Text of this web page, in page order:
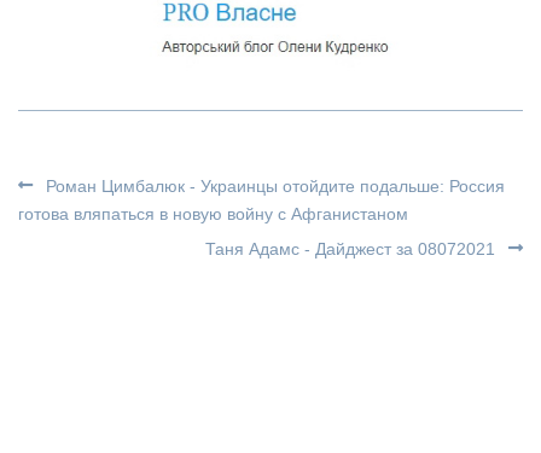
Роман Цимбалюк - Украинцы отойдите подальше: Россия
готова вляпаться в новую войну с Афганистаном
Таня Адамс - Дайджест за 08072021